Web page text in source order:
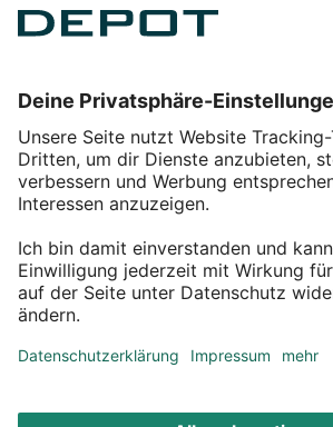
Service
Über DEPOT
Kontakt